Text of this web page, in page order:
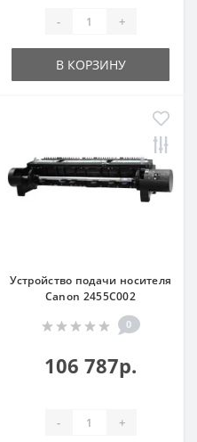
- +
В КОРЗИНУ
Устройство подачи носителя
Canon 2455C002
0
106 787р.
- +